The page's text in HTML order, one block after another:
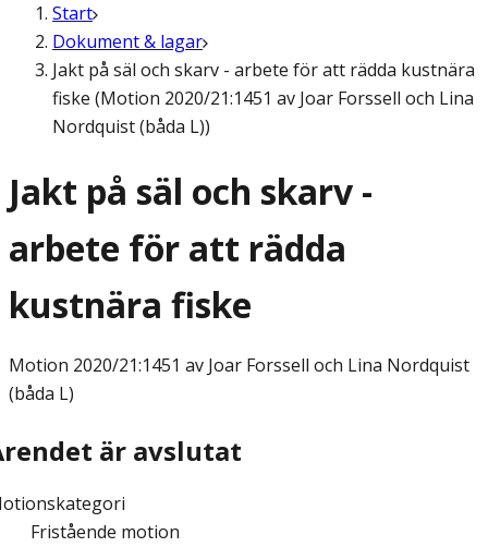
Start
Dokument & lagar
Jakt på säl och skarv - arbete för att rädda kustnära
fiske (Motion 2020/21:1451 av Joar Forssell och Lina
Nordquist (båda L))
Jakt på säl och skarv -
arbete för att rädda
kustnära fiske
Motion 2020/21:1451 av Joar Forssell och Lina Nordquist
(båda L)
är avslutat
Fristående motion